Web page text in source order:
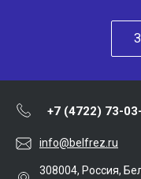
+7 (4722) 73-
info@belfrez.ru
308004, Россия,